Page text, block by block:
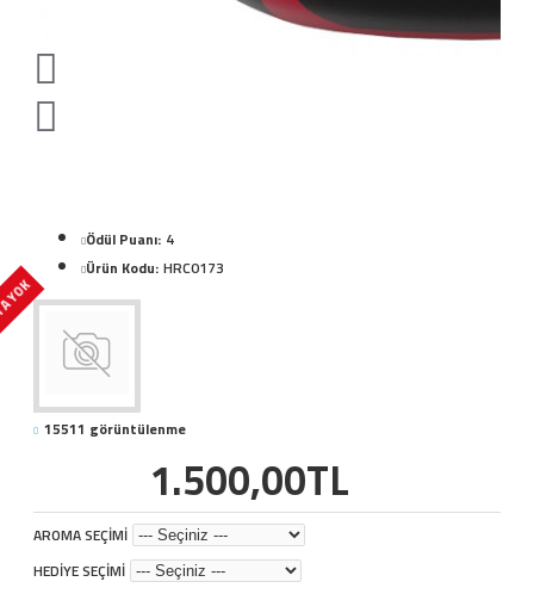
Ödül Puanı: 4
Ürün Kodu: HRC0173
15511 görüntülenme
1.500,00TL
AROMA SEÇİMİ
HEDİYE SEÇİMİ